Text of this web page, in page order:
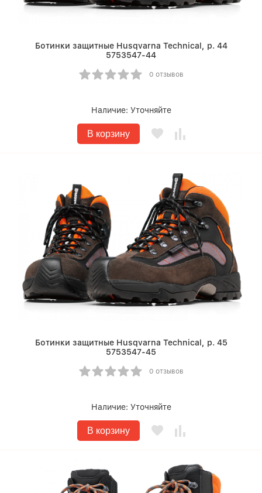
Ботинки защитные Husqvarna Technical, р. 44
5753547-44
0 отзывов
Наличие: Уточняйте
В корзину
Ботинки защитные Husqvarna Technical, р. 45
5753547-45
0 отзывов
Наличие: Уточняйте
В корзину